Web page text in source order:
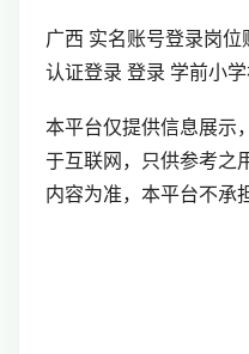
广西 实名账号登录岗
认证登录 登录 学前小
本平台仅提供信息展示
于互联网，只供参考之
内容为准，本平台不承